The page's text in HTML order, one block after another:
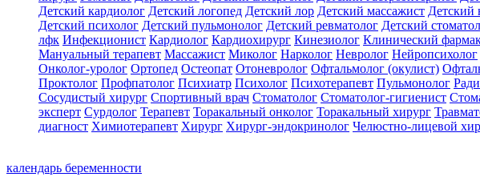
Детский кардиолог Детский логопед Детский лор Детский массажист Детский
Детский психолог Детский пульмонолог Детский ревматолог Детский
лфк Инфекционист Кардиолог Кардиохирург Кинезиолог Клинический
Мануальный терапевт Массажист Миколог Нарколог Невролог Нейропсихолог
Онколог-уролог Ортопед Остеопат Отоневролог Офтальмолог (окулист)
Проктолог Профпатолог Психиатр Психолог Психотерапевт Пульмонолог
Сосудистый хирург Спортивный врач Стоматолог Стоматолог-гигиенист
эксперт Сурдолог Терапевт Торакальный онколог Торакальный хирург
диагност Химиотерапевт Хирург Хирург-эндокринолог Челюстно-лицевой
календарь беременности